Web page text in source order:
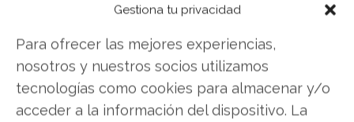
Gestiona tu privacidad
Para ofrecer las mejores experiencias,
nosotros y nuestros socios utilizamos
tecnologías como cookies para almacenar y/o
acceder a la información del dispositivo. La
gratuito te muestro exactamente cómo puedes
construir tu propia "línea dorada": una fuente de
ingresos complementarios diseñada para
proteger y multiplicar tu capital, comenzando